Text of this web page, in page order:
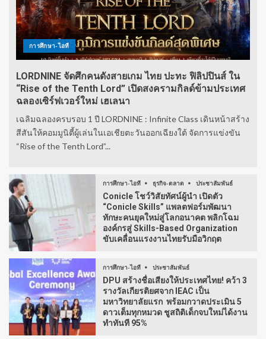
การศึกษา-ไอที
LORDNINE จัดศึกคนดังสายเกม ไทย ปะทะ ฟิลิปปินส์ ใน
“Rise of the Tenth Lord” เปิดสงครามกิลด์ข้ามประเทศ
ฉลองเซิร์ฟเวอร์ใหม่ เฮเลนา
เฉลิมฉลองครบรอบ 1 ปี LORDNINE : Infinite Class เดินหน้าสร้าง
สีสันให้คอมมูนิตี้ผู้เล่นในเอเชียตะวันออกเฉียงใต้ จัดการแข่งขัน
“Rise of the Tenth Lord”...
การศึกษา-ไอที ธุรกิจ-ตลาด ประชาสัมพันธ์
Conicle โชว์วิสัยทัศน์ผู้นำ เปิดตัว
“Conicle Skills” แพลตฟอร์มพัฒนา
ทักษะคนยุคใหม่สู่โลกอนาคต พลิกโฉม
องค์กรสู่ Skills-Based Organization
ขับเคลื่อนแรงงานไทยรับมือวิกฤต
การศึกษา-ไอที ประชาสัมพันธ์
DPU สร้างชื่อเสียงให้ประเทศไทย! คว้า 3
รางวัลเกียรติยศจาก IEAC เป็น
มหาวิทยาลัยแรก พร้อมกวาดประเมิน 5
ดาวเต็มทุกหมวด ชูสถิติเด็กจบใหม่ได้งาน
ทำทันที 95%